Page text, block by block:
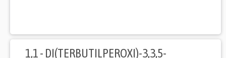
1,1 - DI(TERBUTILPEROXI)-3,3,5-